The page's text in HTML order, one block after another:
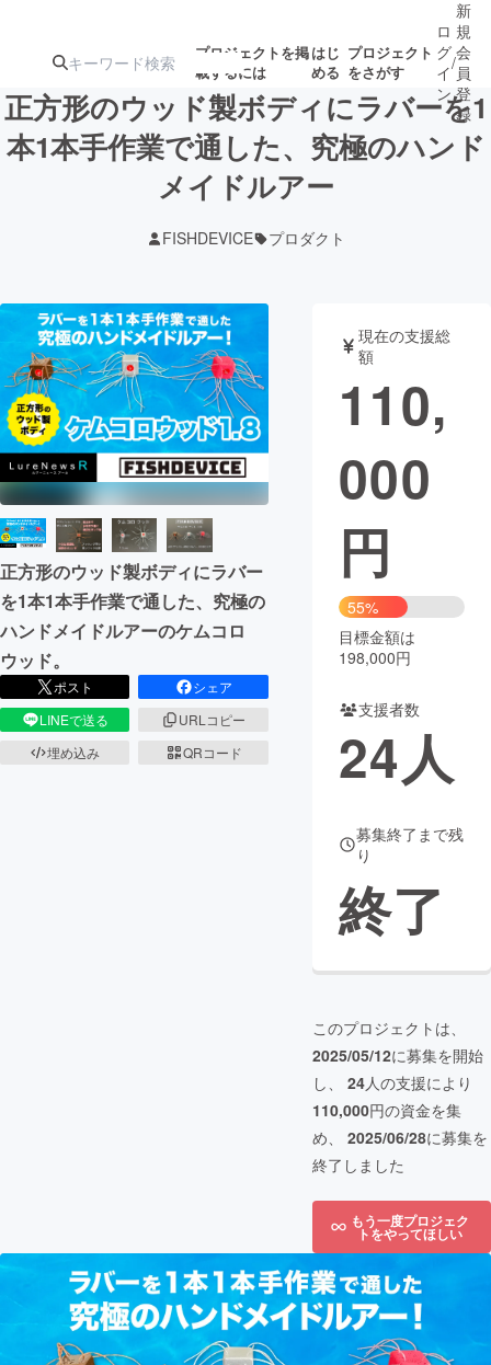
プロジェクトを掲
載するには
はじ
める
プロジェクト
をさがす
注目の新着プロ 募集終了が近いプ
テクノロジー・ガジェット
映像・映画 書籍・雑誌
ビジネス・起業 チャレンジ
まちづくり・地域活性化
CAMPFIRE for Social Good
CAMPFIRE Creation
CAMPFIREふるさと納税
コミュニティ
ロ
グ
イ
ン
/
新
規
会
員
登
録
正方形のウッド製ボディにラバーを1
本1本手作業で通した、究極のハンド
メイドルアー
FISHDEVICE プロダクト
正方形のウッド製ボディにラバー
を1本1本手作業で通した、究極の
ハンドメイドルアーのケムコロ
ウッド。
ポスト
シェア
LINEで送る
URLコピー
埋め込み
QRコード
現在の支援総
額
110,
000
円
55%
目標金額は
198,000円
支援者数
24人
募集終了まで残
り
終了
このプロジェクトは、
2025/05/12に募集を開始
し、 24人の支援により
110,000円の資金を集
め、 2025/06/28に募集を
終了しました
もう一度プロジェク
トをやってほしい